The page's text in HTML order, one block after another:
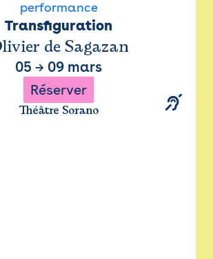
performance
Transfiguration
de Sagazan
05 → 09 mars
Réserver
Théâtre Sorano